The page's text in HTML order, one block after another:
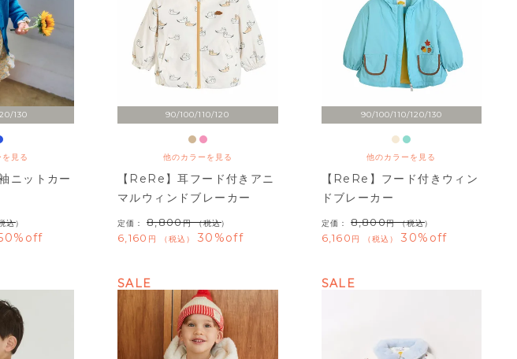
130
見る
ニットカー
込）
90/100/110/120
他のカラーを見る
【ReRe】耳フード付きアニ
マルウィンドブレーカー
定価： 8,800 （税込）
6,160 税込 30%off
90/100/110/120/130
他のカラーを見る
【ReRe】フード付きウィン
ドブレーカー
定価： 8,800 （税込）
6,160 税込 30%off
SALE SALE